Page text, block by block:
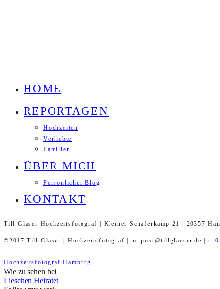
HOME
REPORTAGEN
Hochzeiten
Verliebte
Familien
ÜBER MICH
Persönlicher Blog
KONTAKT
Till Gläser Hochzeitsfotograf | Kleiner Schäferkamp 21 | 20357
©2017 Till Gläser | Hochzeitsfotograf | m. post@tillglaeser.de | t.
Hochzeitsfotograf Hamburg
Wie zu sehen bei
Lieschen Heiratet